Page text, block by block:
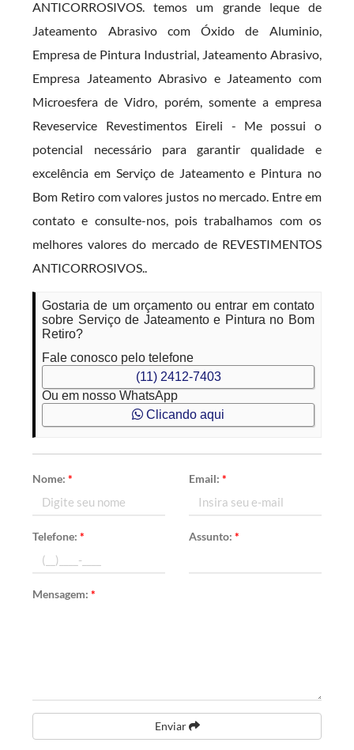
ANTICORROSIVOS. temos um grande leque de
Jateamento Abrasivo com Óxido de Aluminio,
Empresa de Pintura Industrial, Jateamento Abrasivo,
Empresa Jateamento Abrasivo e Jateamento com
Microesfera de Vidro, porém, somente a empresa
Reveservice Revestimentos Eireli - Me possui o
potencial necessário para garantir qualidade e
excelência em Serviço de Jateamento e Pintura no
Bom Retiro com valores justos no mercado. Entre em
contato e consulte-nos, pois trabalhamos com os
melhores valores do mercado de REVESTIMENTOS
ANTICORROSIVOS..
Gostaria de um orçamento ou entrar em contato
sobre Serviço de Jateamento e Pintura no Bom
Retiro?
Fale conosco pelo telefone
(11) 2412-7403
Ou em nosso WhatsApp
Clicando aqui
Nome:* Email: *
Telefone:* Assunto: *
Mensagem:*
Enviar